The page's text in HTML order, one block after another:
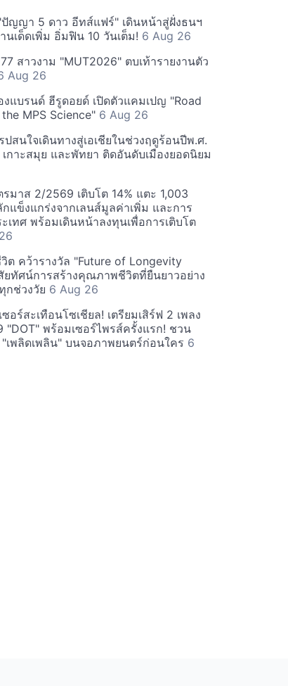
ญญา 5 ดาว อีทส์แฟร์" เดินหน้าสู่ฝั่งธนฯ
นเด็ดเพิ่ม อิ่มฟิน 10 วันเต็ม! 6 Aug 26
สาวงาม "MUT2026" ตบเท้ารายงานตัว
Aug 26
งแบรนด์ ฮีรูดอยด์ เปิดตัวแคมเปญ "Road
MPS Science" 6 Aug 26
ปสนใจเดินทางสู่เอเชียในช่วงฤดูร้อนปีพ.ศ.
กาะสมุย และพัทยา ติดอันดับเมืองยอดนิยม
รมาส 2/2569 เติบโต 14% แตะ 1,003
แข็งแกร่งจากเลนส์มูลค่าเพิ่ม และการ
เทศ พร้อมเดินหน้าลงทุนเพื่อการเติบโต
ต คว้ารางวัล "Future of Longevity
ยทัศน์การสร้างคุณภาพชีวิตที่ยืนยาวอย่าง
กช่วงวัย 6 Aug 26
อร์สะเทือนโซเชียล! เตรียมเสิร์ฟ 2 เพลง
พร้อมเซอร์ไพรส์ครั้งแรก! ชวน
เพลิดเพลิน" บนจอภาพยนตร์ก่อนใคร 6